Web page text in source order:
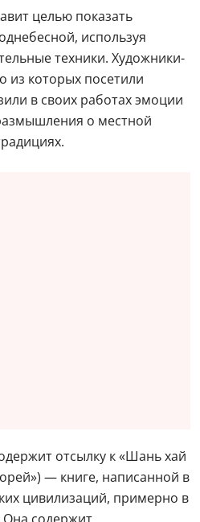
целью показать
используя
техники. Художники-
из которых посетили
в своих работах эмоции
о местной
отсылку к «Шань хай
— книге, написанной в
цивилизаций, примерно в